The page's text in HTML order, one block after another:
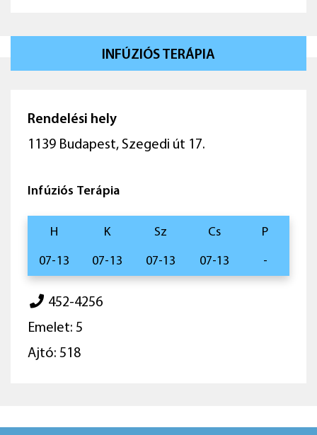
INFÚZIÓS TERÁPIA
Rendelési hely
1139 Budapest, Szegedi út 17.
Infúziós Terápia
H K Sz Cs P
07-13 07-13 07-13 07-13 -
452-4256
Emelet: 5
Ajtó: 518